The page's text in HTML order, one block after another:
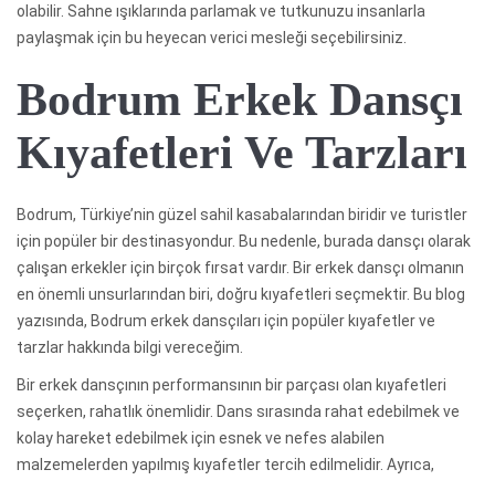
olabilir. Sahne ışıklarında parlamak ve tutkunuzu insanlarla
paylaşmak için bu heyecan verici mesleği seçebilirsiniz.
Bodrum Erkek Dansçı
Kıyafetleri Ve Tarzları
Bodrum, Türkiye’nin güzel sahil kasabalarından biridir ve turistler
için popüler bir destinasyondur. Bu nedenle, burada dansçı olarak
çalışan erkekler için birçok fırsat vardır. Bir erkek dansçı olmanın
en önemli unsurlarından biri, doğru kıyafetleri seçmektir. Bu blog
yazısında, Bodrum erkek dansçıları için popüler kıyafetler ve
tarzlar hakkında bilgi vereceğim.
Bir erkek dansçının performansının bir parçası olan kıyafetleri
seçerken, rahatlık önemlidir. Dans sırasında rahat edebilmek ve
kolay hareket edebilmek için esnek ve nefes alabilen
malzemelerden yapılmış kıyafetler tercih edilmelidir. Ayrıca,